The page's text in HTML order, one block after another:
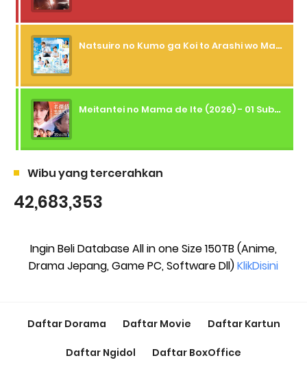
Natsuiro no Kumo ga Koi to Arashi wo Makiokosu (2026) - 01 Subtitle Indonesia
Meitantei no Mama de Ite (2026) - 01 Subtitle Indonesia
Wibu yang tercerahkan
42,683,353
Ingin Beli Database All in one Size 150TB (Anime,
Drama Jepang, Game PC, Software Dll)KlikDisini
Daftar Dorama Daftar Movie Daftar Kartun
Daftar Ngidol Daftar BoxOffice